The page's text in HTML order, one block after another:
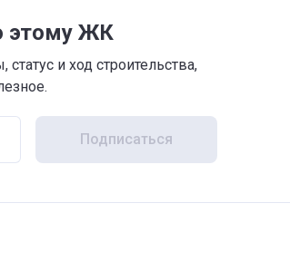
этому ЖК
и ход строительства,
Подписаться